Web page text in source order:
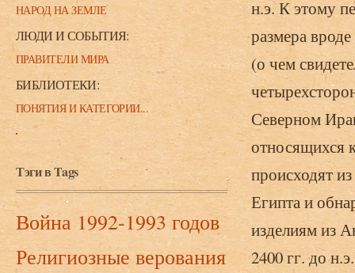
НАРОД НА ЗЕМЛЕ
ЛЮДИ И СОБЫТИЯ:
ПРАВИТЕЛИ МИРА
БИБЛИОТЕКИ:
ПОНЯТИЯ И КАТЕГОРИИ...
Тэги в Tags
Война 1992-1993 годов
Религиозные верования
н.э. К этому
размера
(о чем
Северном
относящихся
происходят
Египта и
изделиям из
2400 гг. до